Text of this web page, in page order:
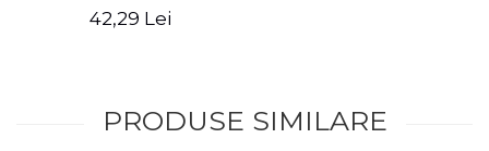
42,29 Lei
PRODUSE SIMILARE